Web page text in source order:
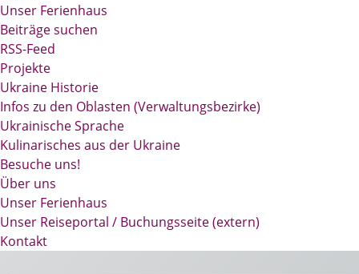
Unser Ferienhaus
Beiträge suchen
RSS-Feed
Projekte
Ukraine Historie
Infos zu den Oblasten (Verwaltungsbezirke)
Ukrainische Sprache
Kulinarisches aus der Ukraine
Besuche uns!
Über uns
Unser Ferienhaus
Unser Reiseportal / Buchungsseite (extern)
Kontakt